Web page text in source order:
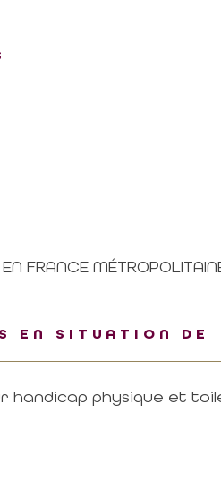
FRANCE
EN SITUATION DE
handicap physique et